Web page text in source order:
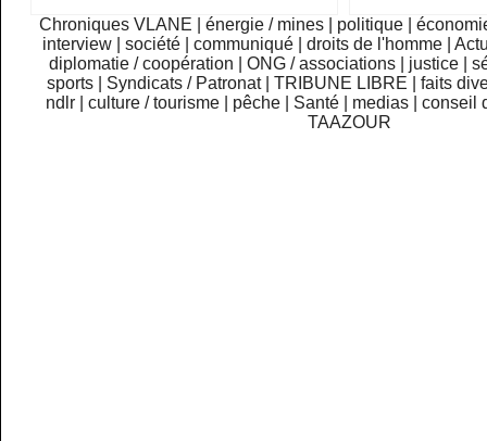
Chroniques VLANE énergie / mines politique
interview
|société |communiqué |droits de l'homme |
diplomatie / coopération
ONG / associations justice
sports
Syndicats / Patronat TRIBUNE LIBRE
faits
ndlr
|culture / tourisme pêche Santé medias |conseil
TAAZOUR